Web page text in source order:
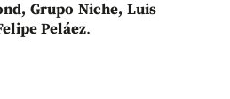
Grupo Niche, Luis
Peláez.